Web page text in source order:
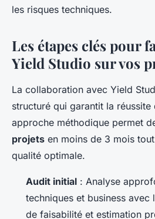
les risques techniques.
Les étapes clés pour
Yield Studio sur vos
La collaboration avec Yield
structuré qui garantit la
approche méthodique permet
projets en moins de 3 mois
qualité optimale.
Audit initial : Analyse
techniques et business
de faisabilité et estimation